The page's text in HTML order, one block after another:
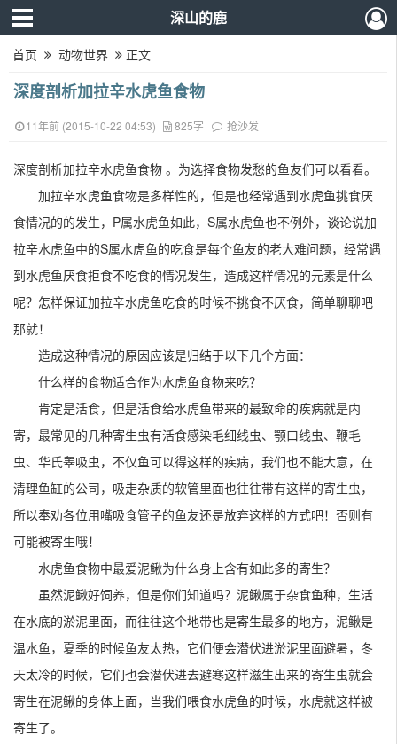
深山的鹿
首页 动物世界 正文
深度剖析加拉辛水虎鱼食物
11年前 (2015-10-22 04:53) 825字 抢沙发
深度剖析加拉辛水虎鱼食物 。为选择食物发愁的鱼友们可以看看。
加拉辛水虎鱼食物是多样性的，但是也经常遇到水虎鱼挑食厌
食情况的的发生，P属水虎鱼如此，S属水虎鱼也不例外，谈论说加
拉辛水虎鱼中的S属水虎鱼的吃食是每个鱼友的老大难问题，经常遇
到水虎鱼厌食拒食不吃食的情况发生，造成这样情况的元素是什么
呢？怎样保证加拉辛水虎鱼吃食的时候不挑食不厌食，简单聊聊吧
那就！
造成这种情况的原因应该是归结于以下几个方面：
什么样的食物适合作为水虎鱼食物来吃？
肯定是活食，但是活食给水虎鱼带来的最致命的疾病就是内
寄，最常见的几种寄生虫有活食感染毛细线虫、颚口线虫、鞭毛
虫、华氏睾吸虫，不仅鱼可以得这样的疾病，我们也不能大意，在
清理鱼缸的公司，吸走杂质的软管里面也往往带有这样的寄生虫，
所以奉劝各位用嘴吸食管子的鱼友还是放弃这样的方式吧！否则有
可能被寄生哦！
水虎鱼食物中最爱泥鳅为什么身上含有如此多的寄生？
虽然泥鳅好饲养，但是你们知道吗？泥鳅属于杂食鱼种，生活
在水底的淤泥里面，而往往这个地带也是寄生最多的地方，泥鳅是
温水鱼，夏季的时候鱼友太热，它们便会潜伏进淤泥里面避暑，冬
天太冷的时候，它们也会潜伏进去避寒这样滋生出来的寄生虫就会
寄生在泥鳅的身体上面，当我们喂食水虎鱼的时候，水虎就这样被
寄生了。